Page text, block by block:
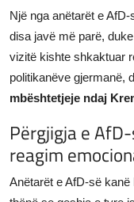
Një nga anëtarët e AfD-
disa javë më parë,
vizitë kishte shkaktuar
politikanëve gjermanë,
mbështetjeje ndaj
Përgjigja e
reagim
Anëtarët e AfD-së